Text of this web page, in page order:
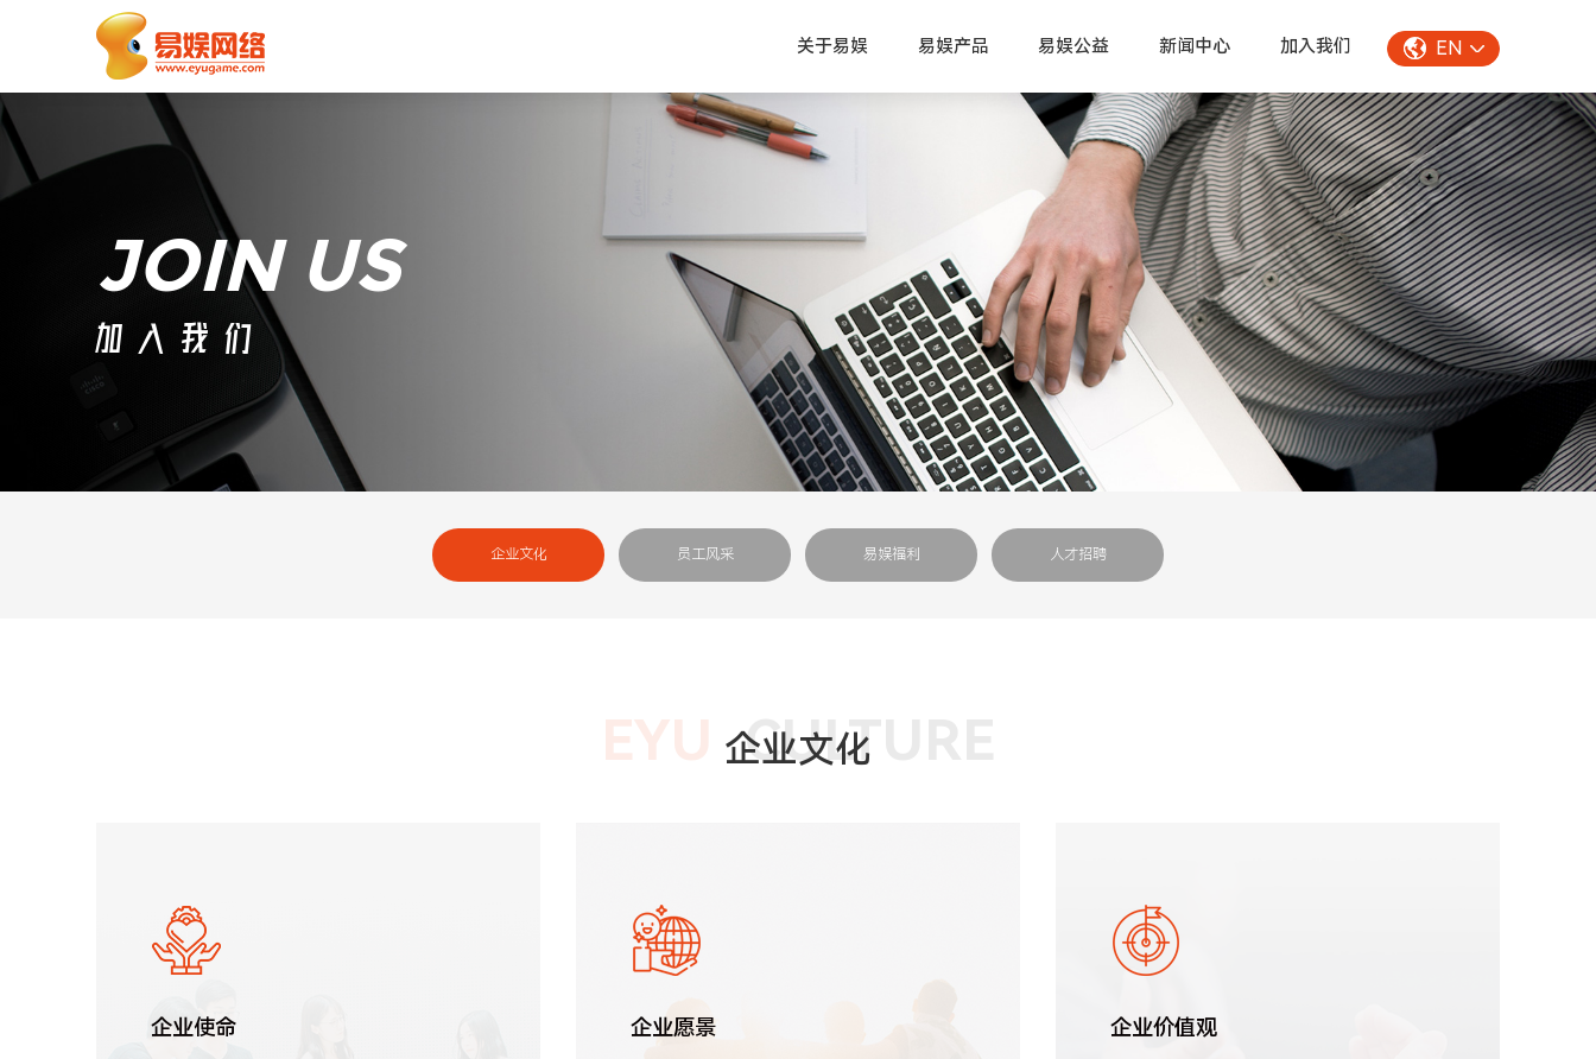
关于易娱 易娱产品 易娱公益 新闻中心 加入我们 EN
JOIN US
加入我们
企业文化 员工风采 易娱福利 人才招聘
企业文化
EYU CULTURE
企业使命
企业愿景
企业价值观